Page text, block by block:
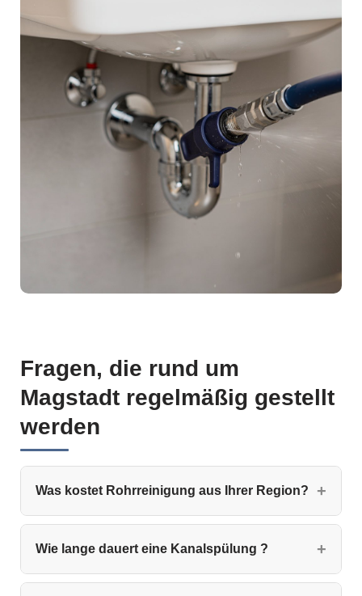
Fragen, die rund um
Magstadt regelmäßig gestellt
werden
Was kostet Rohrreinigung aus Ihrer Region?
Wie lange dauert eine Kanalspülung ?